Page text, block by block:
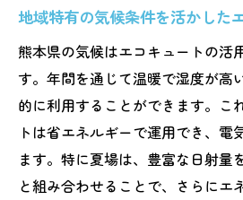
地域特有の気候条件を活かした
熊本県の気候はエコキュートの活
す。年間を通じて温暖で湿度が高
的に利用することができます。こ
トは省エネルギーで運用でき、電
ます。特に夏場は、豊富な日射量
と組み合わせることで、さらにエ